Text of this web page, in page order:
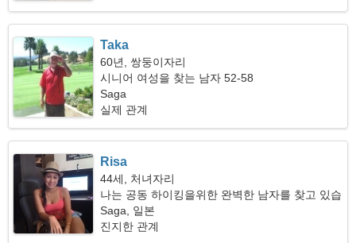
Taka
60년, 쌍둥이자리
시니어 여성을 찾는 남자 52-58
Saga
실제 관계
Risa
44세, 처녀자리
나는 공동 하이킹을위한 완벽한 남자를 찾고 있습
니다
Saga, 일본
진지한 관계